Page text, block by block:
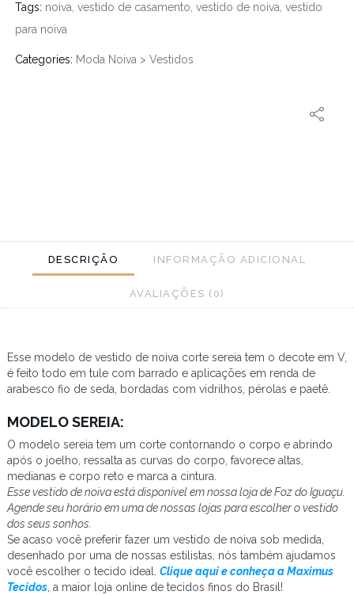
Tags: noiva ,vestido de casamento ,vestido de noiva ,vestido
para noiva
Categories: Moda Noiva >Vestidos
DESCRIÇÃO INFORMAÇÃO ADICIONAL
AVALIAÇÕES (0)
Esse modelo de vestido de noiva corte sereia tem o decote em V,
é feito todo em tule com barrado e aplicações em renda de
arabesco fio de seda, bordadas com vidrilhos, pérolas e paetê.
MODELO SEREIA:
O modelo sereia tem um corte contornando o corpo e abrindo
após o joelho, ressalta as curvas do corpo, favorece altas,
medianas e corpo reto e marca a cintura.
Esse vestido de noiva está disponível em nossa loja de Foz do Iguaçu.
Agende seu horário em uma de nossas lojas para escolher o vestido
dos seus sonhos.
Se acaso você preferir fazer um vestido de noiva sob medida,
desenhado por uma de nossas estilistas, nós também ajudamos
você escolher o tecido ideal. Clique aqui e conheça a Maximus
Tecidos, a maior loja online de tecidos finos do Brasil!